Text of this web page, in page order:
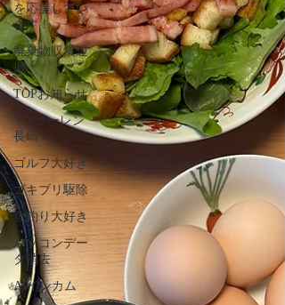
を応援してい
ます！
廃棄物収集運
搬
TOPお知らせ
Vファーレン
長崎
ゴルフ大好き
ゴキブリ駆除
魚釣り大好き
パソコンデー
タ消去
AIインカム